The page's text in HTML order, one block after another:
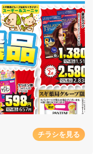
チラシを見る